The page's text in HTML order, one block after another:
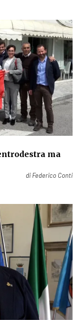
ma
di Federico Conti